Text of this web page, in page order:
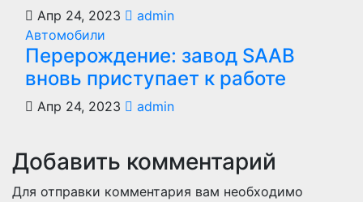
Апр 24, 2023
admin
Автомобили
Перерождение: завод SAAB
вновь приступает к работе
Апр 24, 2023 admin
Добавить комментарий
Для отправки комментария вам необходимо